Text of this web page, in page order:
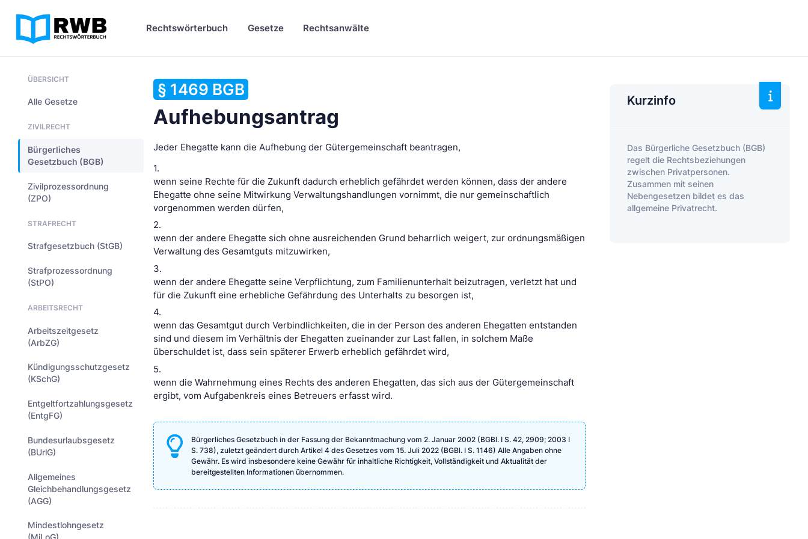
Rechtswörterbuch Gesetze Rechtsanwälte
ÜBERSICHT
Alle Gesetze
ZIVILRECHT
Bürgerliches
Gesetzbuch (BGB)
Zivilprozessordnung
(ZPO)
STRAFRECHT
Strafgesetzbuch (StGB)
Strafprozessordnung
(StPO)
ARBEITSRECHT
Arbeitszeitgesetz
(ArbZG)
Kündigungsschutzgesetz
(KSchG)
Entgeltfortzahlungsgesetz
(EntgFG)
Bundesurlaubsgesetz
(BUrlG)
Allgemeines
Gleichbehandlungsgesetz
(AGG)
Mindestlohngesetz
§ 1469 BGB
Aufhebungsantrag
Jeder Ehegatte kann die Aufhebung der Gütergemeinschaft beantragen,
1.
wenn seine Rechte für die Zukunft dadurch erheblich gefährdet werden können, dass der andere
Ehegatte ohne seine Mitwirkung Verwaltungshandlungen vornimmt, die nur gemeinschaftlich
vorgenommen werden dürfen,
2.
wenn der andere Ehegatte sich ohne ausreichenden Grund beharrlich weigert, zur ordnungsmäßigen
Verwaltung des Gesamtguts mitzuwirken,
3.
wenn der andere Ehegatte seine Verpflichtung, zum Familienunterhalt beizutragen, verletzt hat und
für die Zukunft eine erhebliche Gefährdung des Unterhalts zu besorgen ist,
4.
wenn das Gesamtgut durch Verbindlichkeiten, die in der Person des anderen Ehegatten entstanden
sind und diesem im Verhältnis der Ehegatten zueinander zur Last fallen, in solchem Maße
überschuldet ist, dass sein späterer Erwerb erheblich gefährdet wird,
5.
wenn die Wahrnehmung eines Rechts des anderen Ehegatten, das sich aus der Gütergemeinschaft
ergibt, vom Aufgabenkreis eines Betreuers erfasst wird.
Bürgerliches Gesetzbuch in der Fassung der Bekanntmachung vom 2. Januar 2002 (BGBl. I S. 42, 2909; 2003 I
S. 738), zuletzt geändert durch Artikel 4 des Gesetzes vom 15. Juli 2022 (BGBl. I S. 1146) Alle Angaben ohne
Gewähr. Es wird insbesondere keine Gewähr für inhaltliche Richtigkeit, Vollständigkeit und Aktualität der
bereitgestellten Informationen übernommen.
Kurzinfo
Das Bürgerliche Gesetzbuch (BGB)
regelt die Rechtsbeziehungen
zwischen Privatpersonen.
Zusammen mit seinen
Nebengesetzen bildet es das
allgemeine Privatrecht.